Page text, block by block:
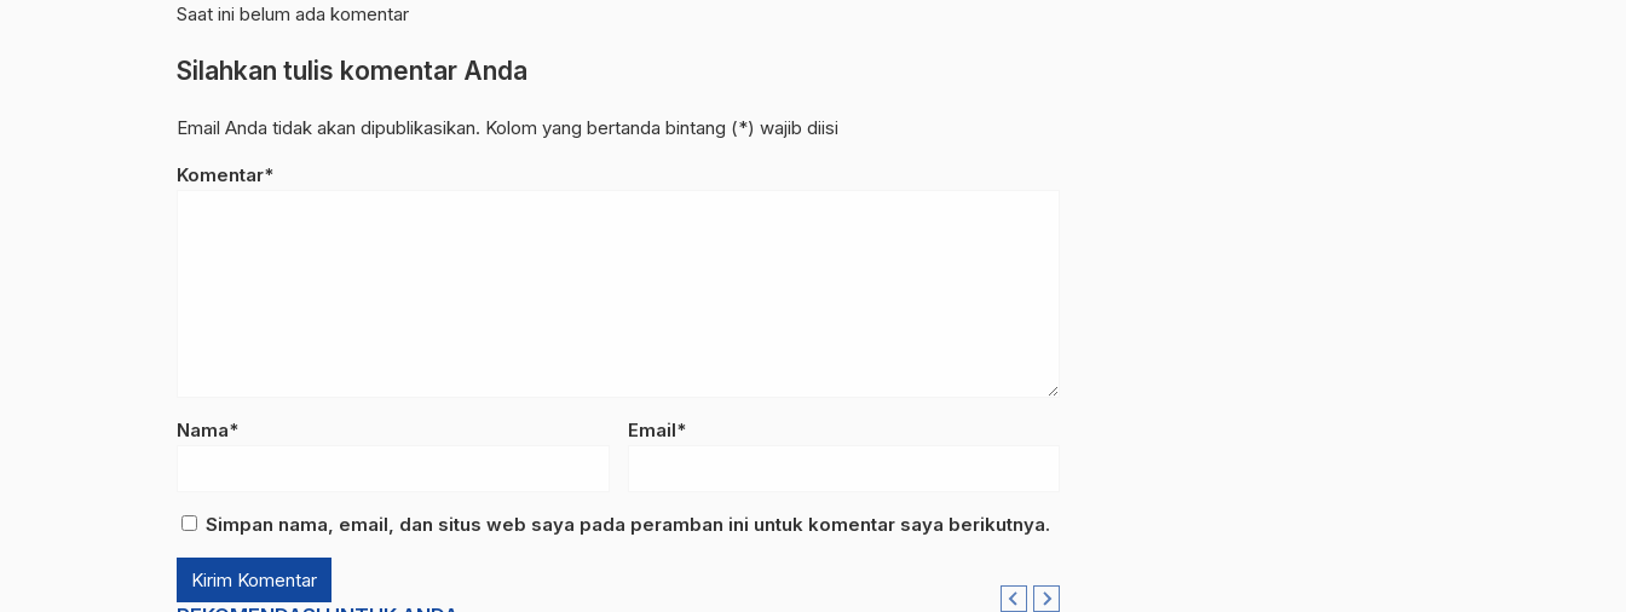
Saat ini belum ada komentar
Silahkan tulis komentar Anda
Email Anda tidak akan dipublikasikan. Kolom yang bertanda bintang (*) wajib diisi
Komentar*
Nama* Email*
Simpan nama, email, dan situs web saya pada peramban ini untuk komentar saya berikutnya.